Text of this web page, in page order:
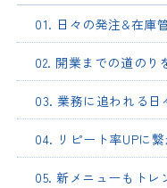
01. 日々の発注&在庫
02. 開業までの道のり
03. 業務に追われる日
04. リピート率UPに
05. 新メニューもトレ